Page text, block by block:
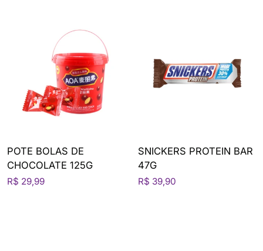
POTE BOLAS DE
CHOCOLATE 125G
R$ 29,99
SNICKERS PROTEIN BAR
47G
R$ 39,90